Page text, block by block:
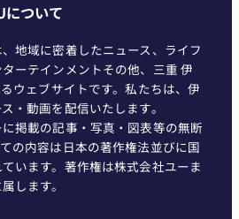
について
地域に密着したニュース、ライフ
ーテインメントその他、三重 伊
ウェブサイトです。私たちは、伊
・動画を配信いたします。
掲載の記事・写真・図表等の無断
の内容は日本の著作権法並びに国
います。著作権は株式会社ユーま
します。